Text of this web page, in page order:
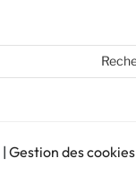
| Gestion des cookies